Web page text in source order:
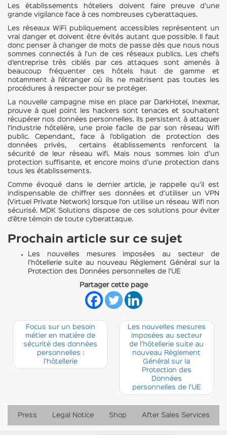
Les établissements hôteliers doivent faire preuve d’une
grande vigilance face à ces nombreuses cyberattaques.
Les réseaux WiFi publiquement accessibles représentent un
vrai danger et doivent être évités autant que possible. Il faut
donc penser à changer de mots de passe dès que nous nous
sommes connectés à l’un de ces réseaux publics. Les chefs
d’entreprise très ciblés par ces attaques sont amenés à
beaucoup fréquenter ces hôtels haut de gamme et
notamment à l’étranger où ils ne maitrisent pas toutes les
procédures à respecter pour se protéger.
La nouvelle campagne mise en place par DarkHotel, Inexmar,
prouve à quel point les hackers sont tenaces et souhaitent
récupérer nos données personnelles. Ils persistent à attaquer
l’industrie hôtelière, une proie facile de par son réseau Wifi
public. Cependant, face à l’obligation de protection des
données privés, certains établissements renforcent la
sécurité de leur réseau wifi. Mais nous sommes loin d’un
protection suffisante, et encore moins d’une protection dans
tous les établissements.
Comme évoqué dans le dernier article, je rappelle qu’il est
indispensable de chiffrer ses données et d’utiliser un VPN
(Virtuel Private Network) lorsque l’on utilise un réseau Wifi non
sécurisé. MDK Solutions dispose de ces solutions pour éviter
d’être témoin de toute cyberattaque.
Prochain article sur ce sujet
Les nouvelles mesures imposées au secteur de
l’hôtellerie suite au nouveau Règlement Général sur la
Protection des Données personnelles de l’UE
Partager cette page
Focus sur un besoin
métier en matière de
sécurité des données
personnelles :
l’hôtellerie
Les nouvelles mesures
imposées au secteur
de l’hôtellerie suite au
nouveau Règlement
Général sur la
Protection des
Données
personnelles de l’UE
Press Legal Notice Shop After Sales Services